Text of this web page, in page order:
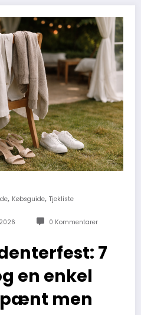
, Købsguide, Tjekliste
0 Kommentarer
7
en enkel
men